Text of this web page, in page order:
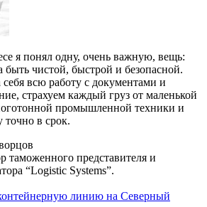
я понял одну, очень важную, вещь:
быть чистой, быстрой и безопасной.
всю работу с документами и
страхуем каждый груз от маленькой
промышленной техники и
точно в срок.
таможенного представителя и
“Logistic Systems”.
линию на Северный